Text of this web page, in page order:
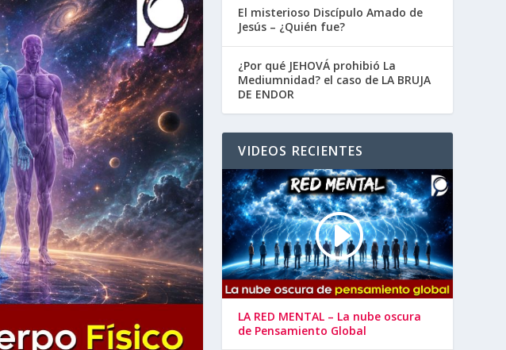
El misterioso Discípulo Amado de
Jesús – ¿Quién fue?
¿Por qué JEHOVÁ prohibió La
Mediumnidad? el caso de LA BRUJA
DE ENDOR
VIDEOS RECIENTES
LA RED MENTAL – La nube oscura
de Pensamiento Global